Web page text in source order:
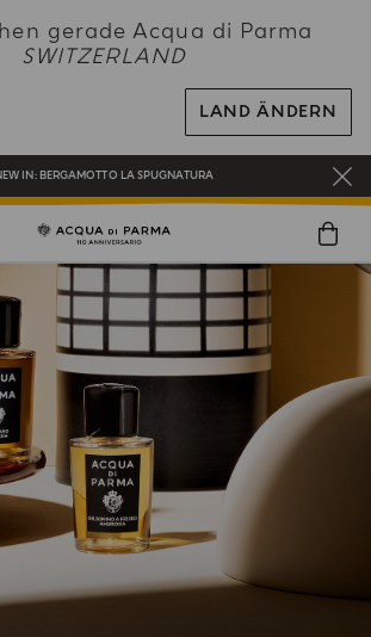
gerade Acqua di Parma
SWITZERLAND
LAND ÄNDERN
VERSAND AUF ALLE BESTELLUNGEN ÜBER 120 CHF
SICH UND GENIESSEN SIE EINE WELT VOLLER VORTEILE
FÜR SIE AUF ALLE BESTELLUNGEN ÜBER CHF 180
IN: BERGAMOTTO LA SPUGNATURA